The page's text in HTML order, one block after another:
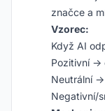
značce a
Vzorec:
Když AI
Pozitivní →
Neutrální
Negativní/